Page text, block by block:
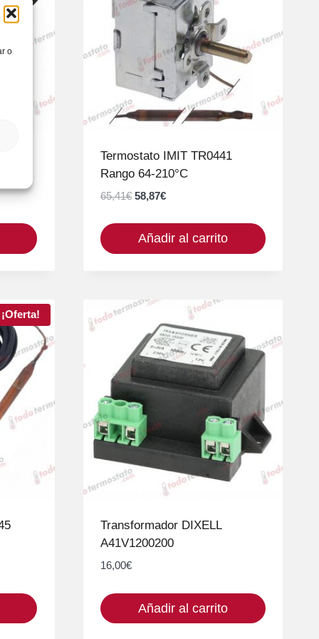
o
Termostato IMIT TR0441
Rango 64-210°C
65,41€ El
era:
58,87€El
es:
Añadir al carrito
¡Oferta!
Transformador DIXELL
A41V1200200
16,00€
Añadir al carrito